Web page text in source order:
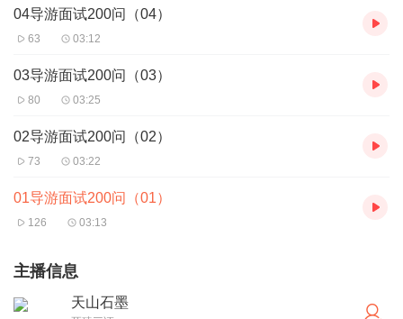
04导游面试200问（04）
63 03:12
03导游面试200问（03）
80 03:25
02导游面试200问（02）
73 03:22
01导游面试200问（01）
126 03:13
主播信息
天山石墨